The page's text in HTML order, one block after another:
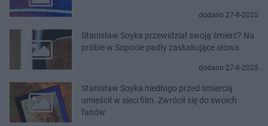
dodano 27-8-2025
Stanisław Soyka przewidział swoją śmierć? Na
próbie w Sopocie padły zaskakujące słowa
dodano 27-8-2025
Stanisław Soyka niedługo przed śmiercią
umieścił w sieci film. Zwrócił się do swoich
fanów